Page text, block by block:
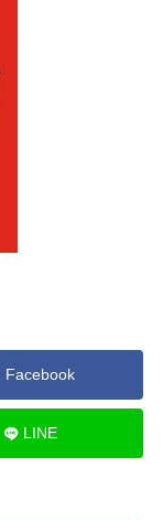
Facebook
LINE